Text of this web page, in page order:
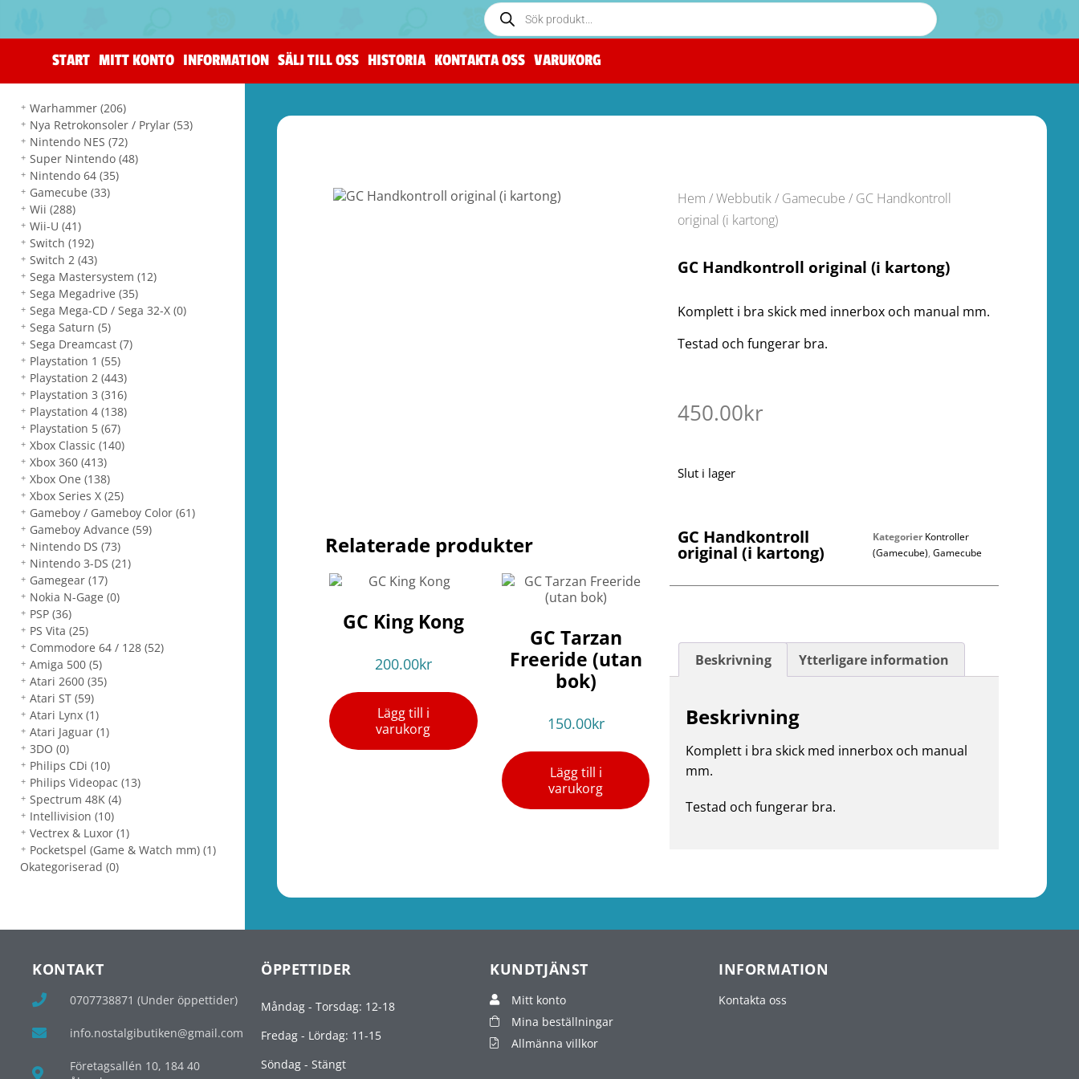
START MITT KONTO INFORMATION SÄLJ TILL OSS HISTORIA KONTAKTA OSS VARUKORG
Warhammer(206)
Nya Retrokonsoler / Prylar(53)
Nintendo NES(72)
Super Nintendo(48)
Nintendo 64(35)
Gamecube(33)
Wii(288)
Wii-U(41)
Switch(192)
Switch 2(43)
Sega Mastersystem(12)
Sega Megadrive(35)
Sega Mega-CD / Sega 32-X(0)
Sega Saturn(5)
Sega Dreamcast(7)
Playstation 1(55)
Playstation 2(443)
Playstation 3(316)
Playstation 4(138)
Playstation 5(67)
Xbox Classic(140)
Xbox 360(413)
Xbox One(138)
Xbox Series X(25)
Gameboy / Gameboy Color(61)
Gameboy Advance(59)
Nintendo DS(73)
Nintendo 3-DS(21)
Gamegear(17)
Nokia N-Gage(0)
PSP(36)
PS Vita(25)
Commodore 64 / 128(52)
Amiga 500(5)
Atari 2600(35)
Atari ST(59)
Atari Lynx(1)
Atari Jaguar(1)
3DO(0)
Philips CDi(10)
Philips Videopac(13)
Spectrum 48K(4)
Intellivision(10)
Vectrex & Luxor(1)
Pocketspel (Game & Watch mm)(1)
Okategoriserad (0)
Hem /Webbutik/ Gamecube / GC Handkontroll
original (i kartong)
GC Handkontroll original (i kartong)
Komplett i bra skick med innerbox och manual mm.
Testad och fungerar bra.
450.00kr
Slut i lager
Relaterade produkter
GC King Kong
200.00kr
Lägg till i
varukorg
GC Tarzan
Freeride (utan
bok)
150.00kr
Lägg till i
varukorg
GC Handkontroll
original (i kartong)
Kategorier Kontroller
(Gamecube),Gamecube
Beskrivning Ytterligare information
Beskrivning
Komplett i bra skick med innerbox och manual
mm.
Testad och fungerar bra.
KONTAKT
0707738871 (Under öppettider)
info.nostalgibutiken@gmail.com
Företagsallén 10, 184 40
ÖPPETTIDER
Måndag - Torsdag: 12-18
Fredag - Lördag: 11-15
Söndag - Stängt
KUNDTJÄNST
Mitt konto
Mina beställningar
Allmänna villkor
INFORMATION
Kontakta oss